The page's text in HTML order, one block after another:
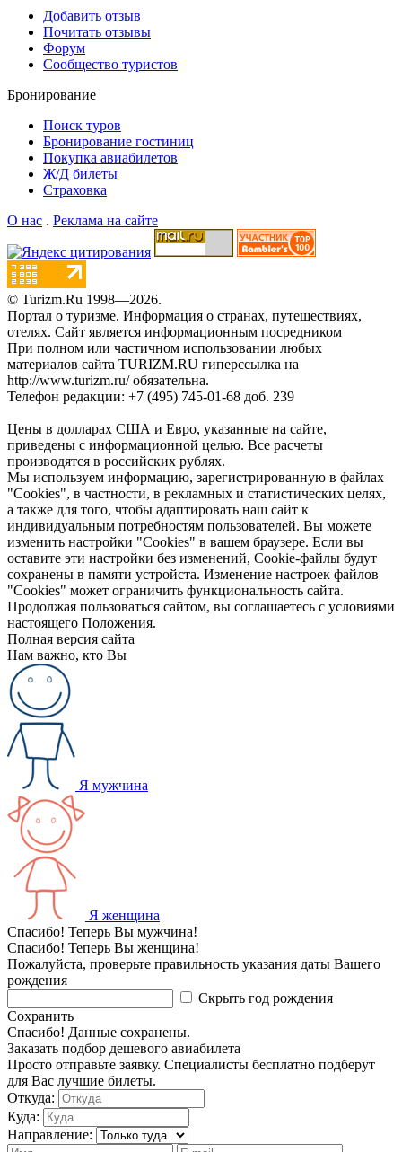
Добавить отзыв
Почитать отзывы
Форум
Сообщество туристов
Бронирование
Поиск туров
Бронирование гостиниц
Покупка авиабилетов
Ж/Д билеты
Страховка
О нас . Реклама на сайте
© Turizm.Ru 1998—2026.
Портал о туризме. Информация о странах, путешествиях,
отелях. Сайт является информационным посредником
При полном или частичном использовании любых
материалов сайта TURIZM.RU гиперссылка на
http://www.turizm.ru/ обязательна.
Телефон редакции: +7 (495) 745-01-68 доб. 239
Цены в долларах США и Евро, указанные на сайте,
приведены с информационной целью. Все расчеты
производятся в российских рублях.
Мы используем информацию, зарегистрированную в файлах
"Cookies", в частности, в рекламных и статистических целях,
а также для того, чтобы адаптировать наш сайт к
индивидуальным потребностям пользователей. Вы можете
изменить настройки "Cookies" в вашем браузере. Если вы
оставите эти настройки без изменений, Cookie-файлы будут
сохранены в памяти устройста. Изменение настроек файлов
"Cookies" может ограничить функциональность сайта.
Продолжая пользоваться сайтом, вы соглашаетесь с условиями
настоящего Положения.
Полная версия сайта
Нам важно, кто Вы
Я мужчина
Я женщина
Спасибо! Теперь Вы мужчина!
Спасибо! Теперь Вы женщина!
Пожалуйста, проверьте правильность указания даты Вашего
рождения
Скрыть год рождения
Сохранить
Спасибо! Данные сохранены.
Заказать подбор дешевого авиабилета
Просто отправьте заявку. Специалисты бесплатно подберут
для Вас лучшие билеты.
Откуда:
Куда:
Направление: